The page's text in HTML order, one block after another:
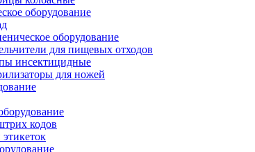
оборудование
оборудование
для пищевых отходов
инсектицидные
для ножей
кодов